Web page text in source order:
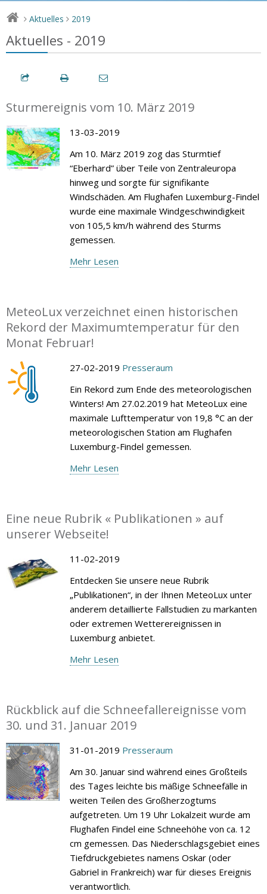
> Aktuelles > 2019
Aktuelles - 2019
Sturmereignis vom 10. März 2019
13-03-2019
Am 10. März 2019 zog das Sturmtief
“Eberhard” über Teile von Zentraleuropa
hinweg und sorgte für signifikante
Windschäden. Am Flughafen Luxemburg-Findel
wurde eine maximale Windgeschwindigkeit
von 105,5 km/h während des Sturms
gemessen.
Mehr Lesen
MeteoLux verzeichnet einen historischen
Rekord der Maximumtemperatur für den
Monat Februar!
27-02-2019 Presseraum
Ein Rekord zum Ende des meteorologischen
Winters! Am 27.02.2019 hat MeteoLux eine
maximale Lufttemperatur von 19,8 °C an der
meteorologischen Station am Flughafen
Luxemburg-Findel gemessen.
Mehr Lesen
Eine neue Rubrik « Publikationen » auf
unserer Webseite!
11-02-2019
Entdecken Sie unsere neue Rubrik
„Publikationen“, in der Ihnen MeteoLux unter
anderem detaillierte Fallstudien zu markanten
oder extremen Wetterereignissen in
Luxemburg anbietet.
Mehr Lesen
Rückblick auf die Schneefallereignisse vom
30. und 31. Januar 2019
31-01-2019 Presseraum
Am 30. Januar sind während eines Großteils
des Tages leichte bis mäßige Schneefälle in
weiten Teilen des Großherzogtums
aufgetreten. Um 19 Uhr Lokalzeit wurde am
Flughafen Findel eine Schneehöhe von ca. 12
cm gemessen. Das Niederschlagsgebiet eines
Tiefdruckgebietes namens Oskar (oder
Gabriel in Frankreich) war für dieses Ereignis
verantwortlich.